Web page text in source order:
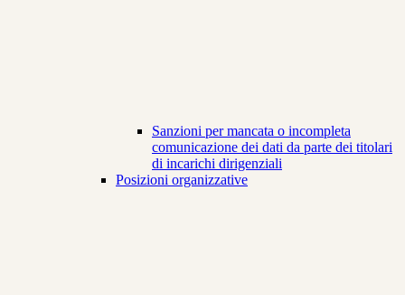
Sanzioni per mancata o incompleta
comunicazione dei dati da parte dei titolari
di incarichi dirigenziali
Posizioni organizzative